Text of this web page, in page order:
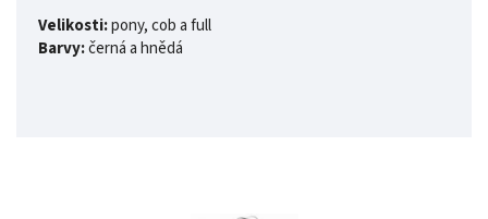
Velikosti:pony, cob a full
Barvy:černá a hnědá